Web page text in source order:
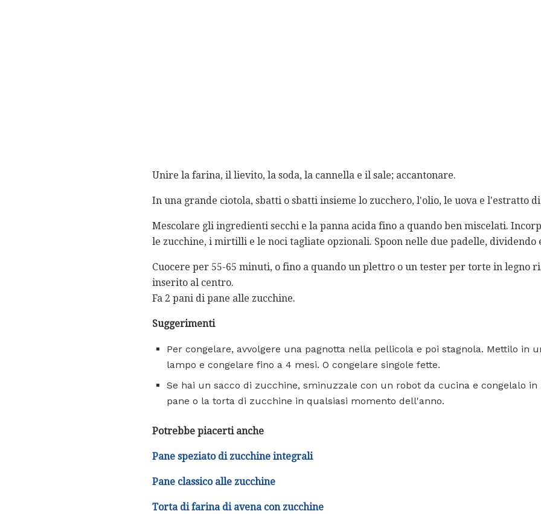
Unire la farina, il lievito, la soda, la cannella e il sale; accantonare.
In una grande ciotola, sbatti o sbatti insieme lo zucchero, l'olio, le uova e l'estratto
Mescolare gli ingredienti secchi e la panna acida fino a quando ben miscelati.
le zucchine, i mirtilli e le noci tagliate opzionali. Spoon nelle due padelle, dividendo
Cuocere per 55-65 minuti, o fino a quando un plettro o un tester per torte in legno
inserito al centro.
Fa 2 pani di pane alle zucchine.
Suggerimenti
Per congelare, avvolgere una pagnotta nella pellicola e poi stagnola. Mettilo in
lampo e congelare fino a 4 mesi. O congelare singole fette.
Se hai un sacco di zucchine, sminuzzale con un robot da cucina e congelalo
pane o la torta di zucchine in qualsiasi momento dell'anno.
Potrebbe piacerti anche
Pane speziato di zucchine integrali
Pane classico alle zucchine
Torta di farina di avena con zucchine